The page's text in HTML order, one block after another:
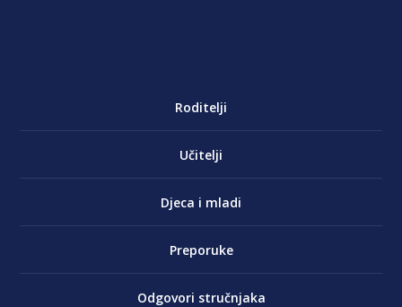
Roditelji
Učitelji
Djeca i mladi
Preporuke
Odgovori stručnjaka